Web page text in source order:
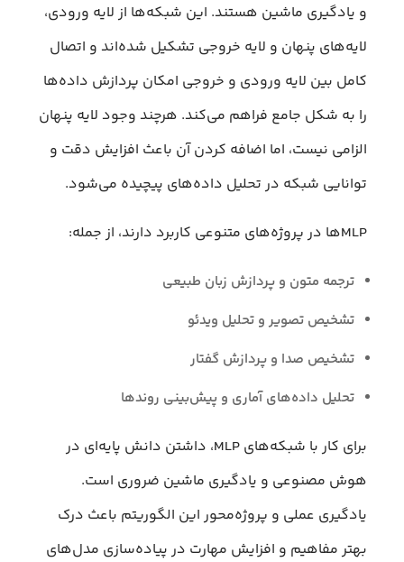
و یادگیری ماشین هستند. این شبکه‌ها از لایه ورودی،
لایه‌های پنهان و لایه خروجی تشکیل شده‌اند و اتصال
کامل بین لایه ورودی و خروجی امکان پردازش داده‌ها
را به شکل جامع فراهم می‌کند. هرچند وجود لایه پنهان
الزامی نیست، اما اضافه کردن آن باعث افزایش دقت و
توانایی شبکه در تحلیل داده‌های پیچیده می‌شود.
MLPها در پروژه‌های متنوعی کاربرد دارند، از جمله:
ترجمه متون و پردازش زبان طبیعی
تشخیص تصویر و تحلیل ویدئو
تشخیص صدا و پردازش گفتار
تحلیل داده‌های آماری و پیش‌بینی روندها
برای کار با شبکه‌های MLP، داشتن دانش پایه‌ای در
هوش مصنوعی و یادگیری ماشین ضروری است.
یادگیری عملی و پروژه‌محور این الگوریتم باعث درک
بهتر مفاهیم و افزایش مهارت در پیاده‌سازی مدل‌های